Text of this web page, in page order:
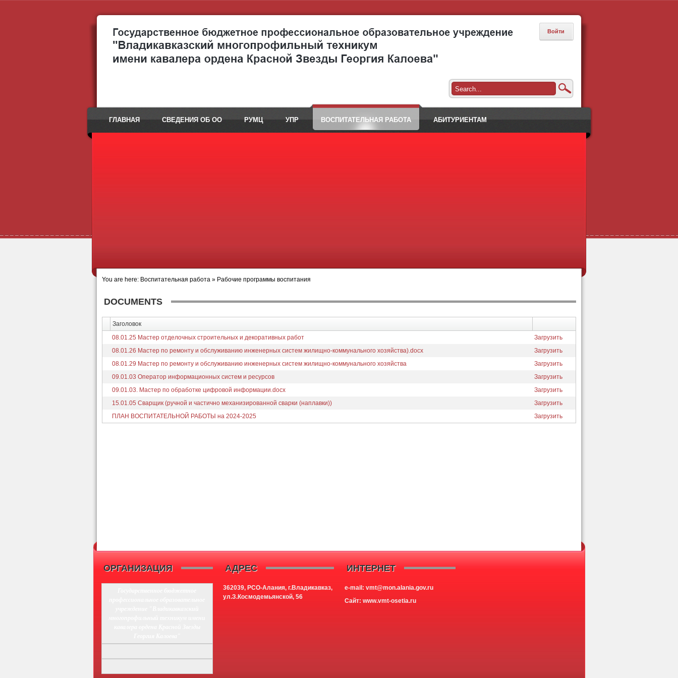
Войти
ГЛАВНАЯ СВЕДЕНИЯ ОБ ОО РУМЦ УПР ВОСПИТАТЕЛЬНАЯ РАБОТА АБИТУРИЕНТАМ
You are here: Воспитательная работа » Рабочие программы воспитания
DOCUMENTS
Заголовок
08.01.25 Мастер отделочных строительных и декоративных работ
Загрузить
08.01.26 Мастер по ремонту и обслуживанию инженерных систем жилищно-коммунального хозяйства).docx
Загрузить
08.01.29 Мастер по ремонту и обслуживанию инженерных систем жилищно-коммунального хозяйства
Загрузить
09.01.03 Оператор информационных систем и ресурсов
Загрузить
09.01.03. Мастер по обработке цифровой информации.docx
Загрузить
15.01.05 Сварщик (ручной и частично механизированной сварки (наплавки))
Загрузить
ПЛАН ВОСПИТАТЕЛЬНОЙ РАБОТЫ на 2024-2025
Загрузить
ОРГАНИЗАЦИЯ АДРЕС
362039, РСО-Алания, г.Владикавказ,
ул.З.Космодемьянской, 56
ИНТЕРНЕТ
e-mail: vmt@mon.alania.gov.ru
Cайт: www.vmt-osetia.ru